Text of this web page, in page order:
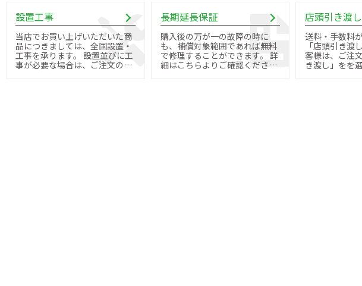
設置工事
当店でお買い上げいただいた商
品につきましては、全国設置・
工事を承ります。 設置並びに工
事が必要な場合は、ご注文の際
長期延長保証
購入後の万が一の故障の時に
も、補償対象範囲であれば無料
で修理することができます。 詳
細はこちらよりご確認くださ
店頭引き渡し
送料・手数料
「店頭引き渡
客様は、ご注
き渡し」をを